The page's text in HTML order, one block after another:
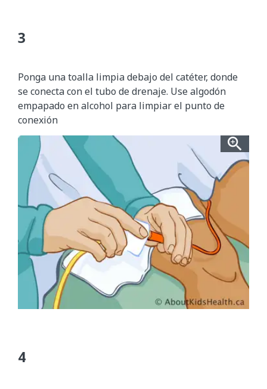
Ponga una toalla limpia debajo del catéter, donde
se conecta con el tubo de drenaje. Use algodón
empapado en alcohol para limpiar el punto de
conexión